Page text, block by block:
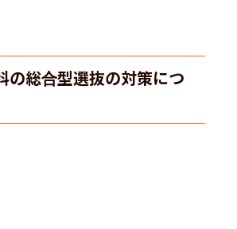
の総合型選抜の対策につ